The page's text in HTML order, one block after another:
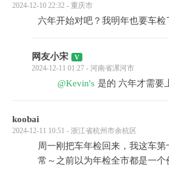
2024-12-10 22:32 - 重庆市
六年开始对吧？我明年也要车检
网友小宋
2024-12-11 01:27 - 河南省漯河市
@Kevin's 是的 六年才需要
koobai
2024-12-11 10:51 - 浙江省杭州市余杭区
周一刚把车年检回来，我这车
常～之前以为年检全市都是一